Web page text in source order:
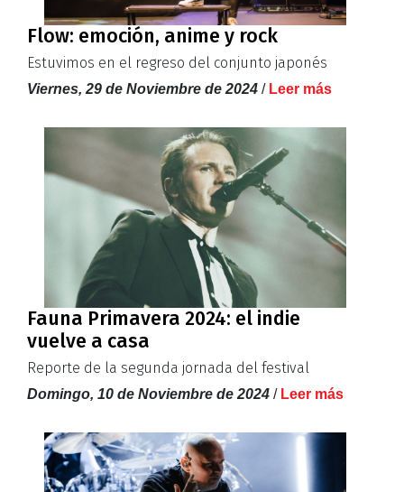
Flow: emoción, anime y rock
Estuvimos en el regreso del conjunto japonés
Viernes, 29 de Noviembre de 2024 / Leer más
Fauna Primavera 2024: el indie
vuelve a casa
Reporte de la segunda jornada del festival
Domingo, 10 de Noviembre de 2024 / Leer más